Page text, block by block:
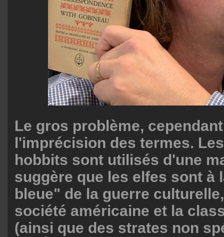
Le gros problème,
l'imprécision des termes.
hobbits sont utilisés d'une
suggère que les elfes sont à
bleue" de la guerre
société américaine et la
(ainsi que des strates non